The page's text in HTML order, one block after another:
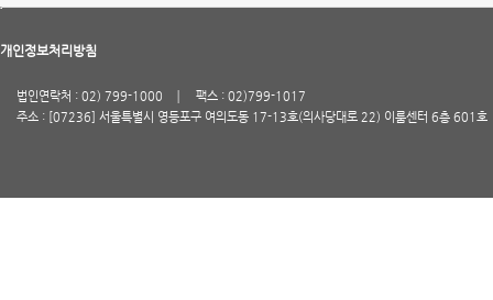
개인정보처리방침
법인연락처 : 02) 799-1000
팩스 : 02)799-1017
주소 : [07236] 서울특별시 영등포구 여의도동 17-13호(의사당대로 22) 이룸센터 6층 601호